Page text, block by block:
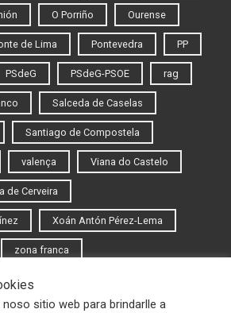
O Porriño Ourense
de Lima Pontevedra PP
PSdeG PSdeG-PSOE rag
Salceda de Caselas
Santiago de Compostela
valença Viana do Castelo
de Cerveira
Xoán Antón Pérez-Lema
zona franca
sitio web para brindarlle a